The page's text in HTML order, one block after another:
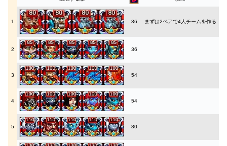
1 36 まずは2ペアで4人チームを作る
2 36
3 54
4 54
5 80